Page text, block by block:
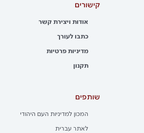
קישורים
אודות ויצירת קשר
כתבו לעורך
מדיניות פרטיות
תקנון
שותפים
המכון למדיניות העם היהודי
לאתר עברית